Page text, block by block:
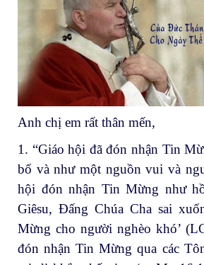
Anh chị em rất thân mến,
1. “Giáo hội đã đón nhận Tin
bố và như một nguồn vui và
hội đón nhận Tin Mừng như
Giêsu, Đấng Chúa Cha sai
Mừng cho người nghèo khó’
đón nhận Tin Mừng qua các